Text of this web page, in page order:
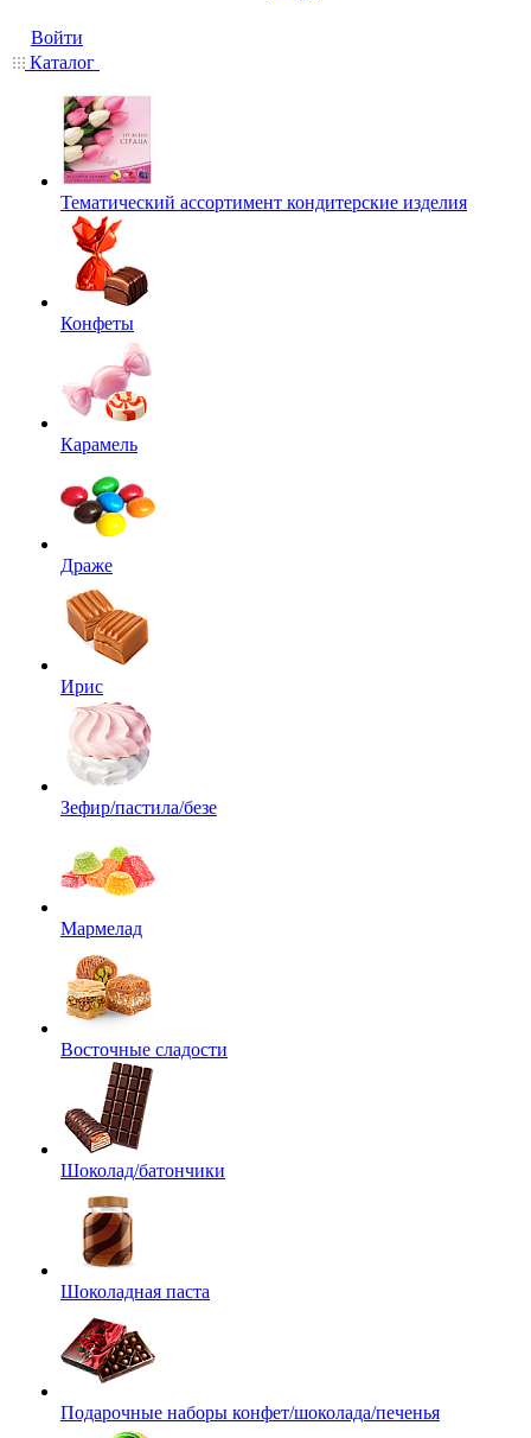
Войти
Каталог
Тематический ассортимент кондитерские изделия
Конфеты
Карамель
Драже
Ирис
Зефир/пастила/безе
Мармелад
Восточные сладости
Шоколад/батончики
Шоколадная паста
Подарочные наборы конфет/шоколада/печенья